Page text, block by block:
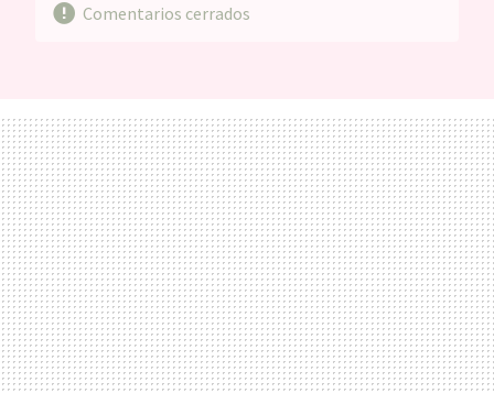
Comentarios cerrados